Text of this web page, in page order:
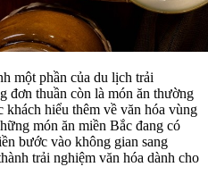
một phần của du lịch trải
đơn thuần còn là món ăn thường
khách hiểu thêm về văn hóa vùng
món ăn miền Bắc đang có
bước vào không gian sang
trải nghiệm văn hóa dành cho